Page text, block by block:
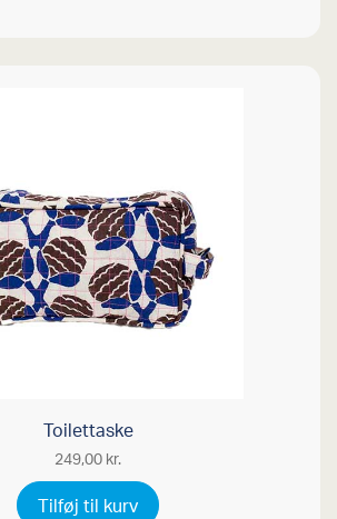
Toilettaske
249,00 kr.
Tilføj til kurv